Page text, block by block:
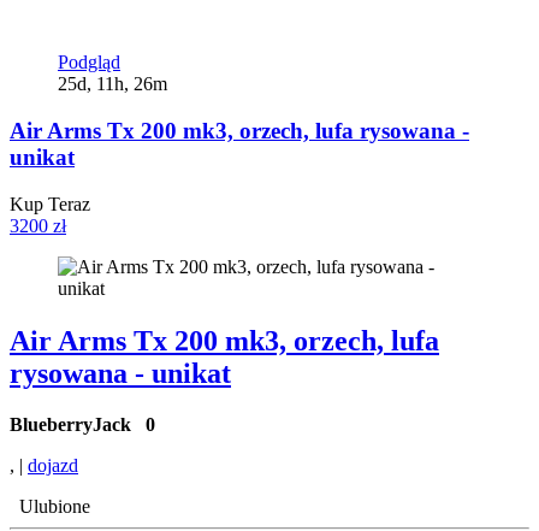
Podgląd
25d, 11h, 26m
Air Arms Tx 200 mk3, orzech, lufa rysowana -
unikat
Kup Teraz
3200 zł
Air Arms Tx 200 mk3, orzech, lufa
rysowana - unikat
BlueberryJack 0
, | dojazd
Ulubione